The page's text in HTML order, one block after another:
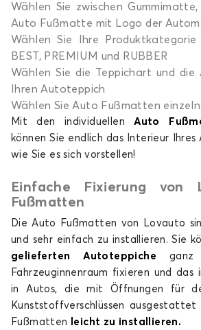
Fußmatten für
Fußmatten für
OMODA
Fußmatten für
Fußmatten für
PORSCHE
Wählen Sie zwischen
Auto Fußmatte mit Logo der
Wählen Sie Ihre
BEST, PREMIUM und RUBBER
Wählen Sie die Teppichart und
Ihren Autoteppich
Wählen Sie Auto Fußmatten
Mit den individuellenAuto
können Sie endlich das Interieur
wie Sie es sich vorstellen!
Einfache Fixierung von
Fußmatten
Die Auto Fußmatten von Lovauto
und sehr einfach zu installieren. Sie
gelieferten Autoteppiche ganz
Fahrzeuginnenraum fixieren und das
in Autos, die mit Öffnungen für
Kunststoffverschlüssen
Fußmatten
leicht zu installieren.